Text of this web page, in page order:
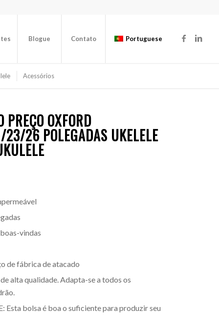
Blogue Contato Portuguese
Acessórios
PREÇO OXFORD
26 POLEGADAS UKELELE
vindas
de fábrica de atacado
alta qualidade. Adapta-se a todos os
Esta bolsa é boa o suficiente para produzir seu